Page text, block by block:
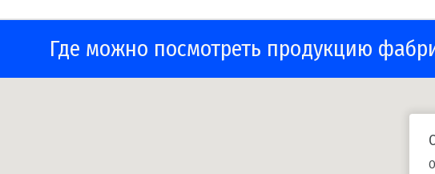
Где можно посмотреть продукцию